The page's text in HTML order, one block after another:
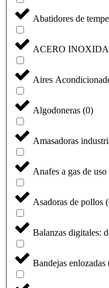
Abatidores de
ACERO
Aires
Algodoneras (0)
Amasadoras
Anafes a gas de
Asadoras de pollos (
Balanzas digitales:
Bandejas enlozadas